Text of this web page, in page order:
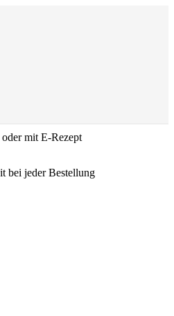
mit E-Rezept
bei jeder Bestellung